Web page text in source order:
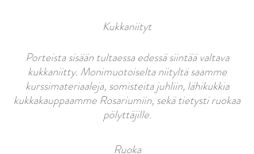
Kukkaniityt
Porteista sisään tultaessa edessä siintää valtava
kukkaniitty. Monimuotoiselta niityltä saamme
kurssimateriaaleja, somisteita juhliin, lähikukkia
kukkakauppaamme Rosariumiin, sekä tietysti ruokaa
pölyttäjille.
Ruoka